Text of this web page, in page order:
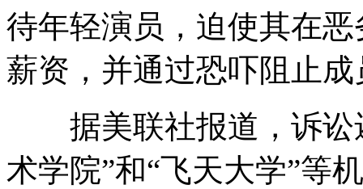
待年轻演员，迫使其在
薪资，并通过恐吓阻止
据美联社报道，诉讼
术学院”和“飞天大学”等